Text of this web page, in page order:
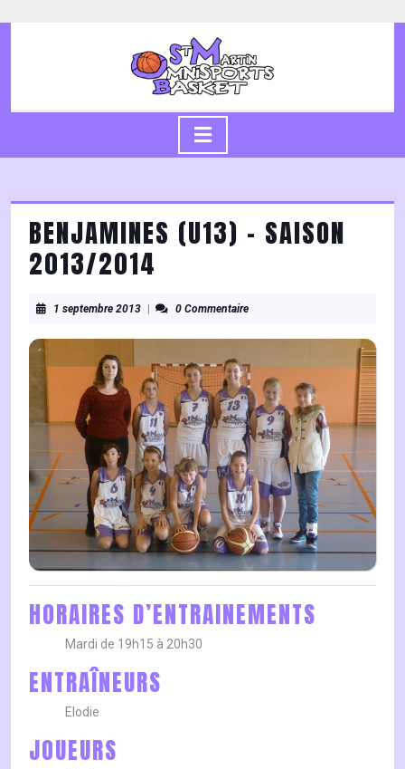
to
BENJAMINES (U13) – SAISON
2013/2014
1 septembre 20131
2013
0 Commentaire
HORAIRES D’ENTRAINEMENTS
Mardi de 19h15 à 20h30
ENTRAÎNEURS
Elodie
JOUEURS